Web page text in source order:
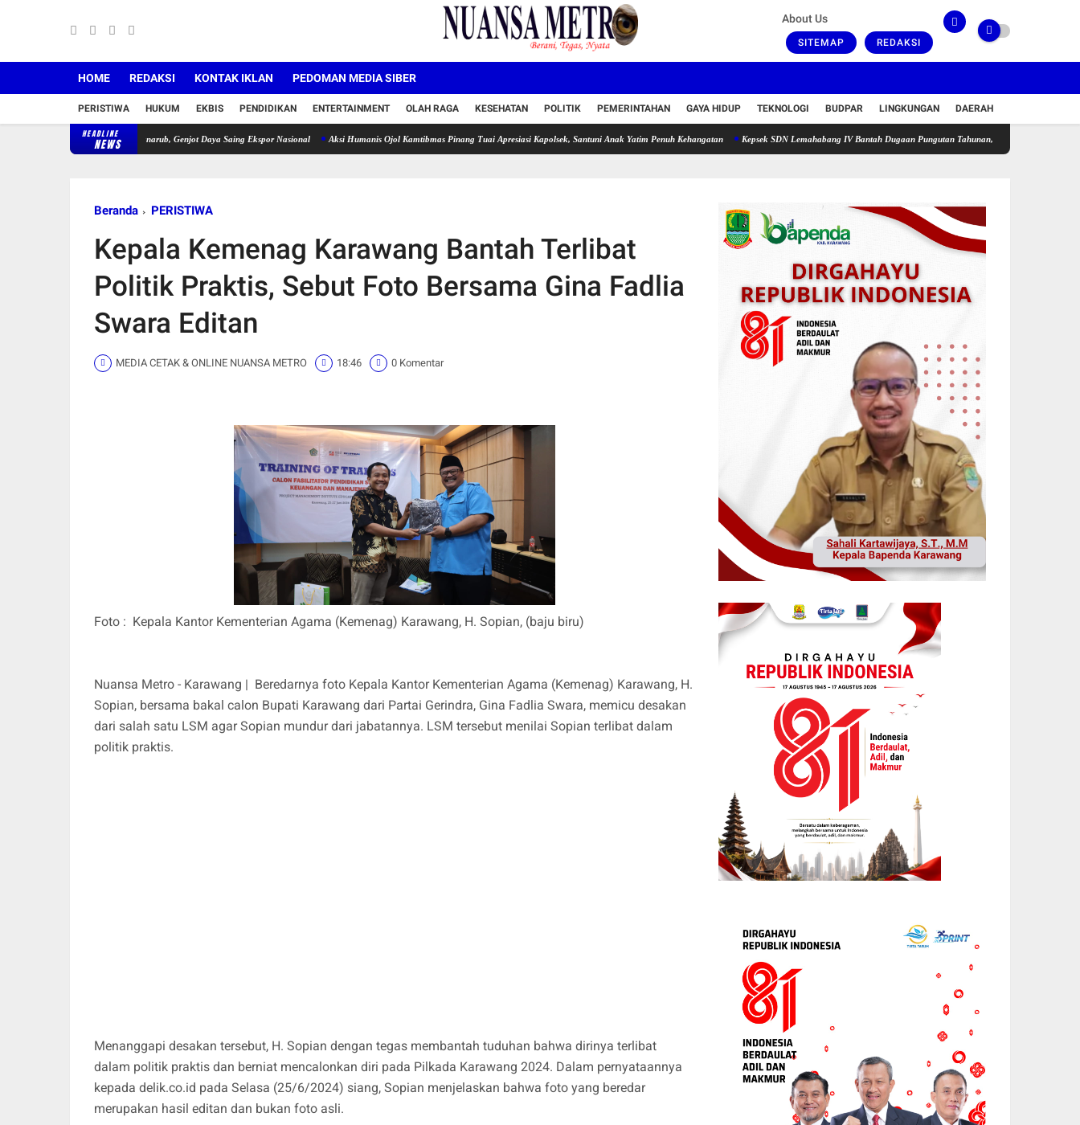
About Us
SITEMAP REDAKSI
HOME REDAKSI KONTAK IKLAN PEDOMAN MEDIA SIBER
PERISTIWA HUKUM EKBIS PENDIDIKAN ENTERTAINMENT OLAH RAGA KESEHATAN POLITIK PEMERINTAHAN GAYA HIDUP TEKNOLOGI BUDPAR LINGKUNGAN DAERAH
HEADLINE
NEWS
Sinergi Dengan PT Panarub, Genjot Daya Saing Ekspor Nasional Aksi Humanis Ojol Kamtibmas Pinang Tuai Apresiasi Kapolsek, Santuni Anak Yatim Penuh Kehangatan Kepsek SDN Lemahabang IV Bantah Dugaan Pungutan Tahunan, Sebut Dana Perbaikan Jalan
Beranda PERISTIWA
Kepala Kemenag Karawang Bantah Terlibat
Politik Praktis, Sebut Foto Bersama Gina Fadlia
Swara Editan
MEDIA CETAK & ONLINE NUANSA METRO 18:46 0 Komentar
Foto : Kepala Kantor Kementerian Agama (Kemenag) Karawang, H. Sopian, (baju biru)
Nuansa Metro - Karawang | Beredarnya foto Kepala Kantor Kementerian Agama (Kemenag) Karawang, H.
Sopian, bersama bakal calon Bupati Karawang dari Partai Gerindra, Gina Fadlia Swara, memicu desakan
dari salah satu LSM agar Sopian mundur dari jabatannya. LSM tersebut menilai Sopian terlibat dalam
politik praktis.
Menanggapi desakan tersebut, H. Sopian dengan tegas membantah tuduhan bahwa dirinya terlibat
dalam politik praktis dan berniat mencalonkan diri pada Pilkada Karawang 2024. Dalam pernyataannya
kepada delik.co.id pada Selasa (25/6/2024) siang, Sopian menjelaskan bahwa foto yang beredar
merupakan hasil editan dan bukan foto asli.